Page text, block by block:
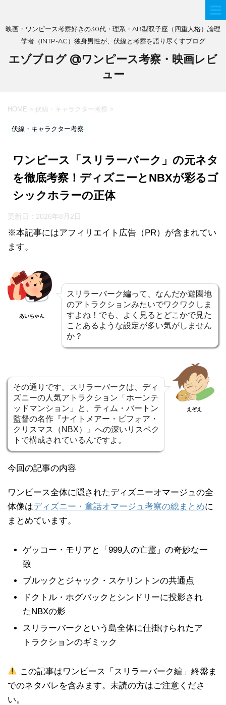
映画・ワンピース考察好きの30代・理系・AB型双子座（四重人格）論理
学者（INTP-AC）独身男性が、伏線と考察を語り尽くすブログ
エゾブログ @ワンピース考察・映画レビ
ュー
HOME > 伏線・キャラクター考察 >
伏線・キャラクター考察
ワンピース「スリラーバーク」の元ネタ
を徹底考察！ディズニーとNBXが彩るゴ
シックホラーの正体
更新日： 2026年8月2日
※本記事にはアフィリエイト広告（PR）が含まれてい
ます。
あいちゃん
スリラーバーク編って、なんだか遊園地
のアトラクションみたいでワクワクしま
すよね！でも、よく見るとどこかで見た
ことあるような設定が多い気がしません
か？
その通りです。スリラーバークは、ディ
ズニーの人気アトラクション「ホーンテ
ッドマンション」と、ティム・バートン
監督の名作『ナイトメアー・ビフォア・
クリスマス（NBX）』への深いリスペク
トで構成されているんですよ。
えぞえ
今回の記事の内容
ワンピース全体に隠されたディズニーオマージュの全
体像はディズニー・童話オマージュ考察の総まとめに
まとめています。
ゲッコー・モリアと「999人の亡霊」の奇妙な一
致
ブルックとジャック・スケリントンの共通点
ドクトル・ホグバックとシンドリーに投影され
たNBXの影
スリラーバークという島全体に仕掛けられたア
トラクションのギミック
この記事はワンピース「スリラーバーク編」終盤ま
でのネタバレを含みます。未読の方はご注意くださ
い。